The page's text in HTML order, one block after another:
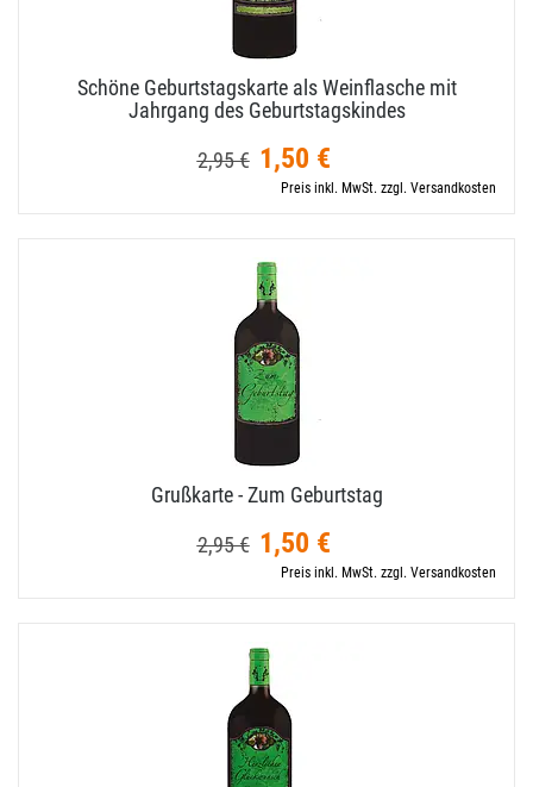
Schöne Geburtstagskarte als Weinflasche mit
Jahrgang des Geburtstagskindes
2,95 € 1,50 €
Preis inkl. MwSt. zzgl. Versandkosten
Grußkarte - Zum Geburtstag
2,95 € 1,50 €
Preis inkl. MwSt. zzgl. Versandkosten